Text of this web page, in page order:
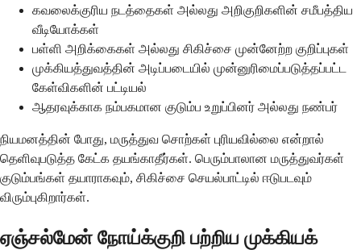
கவலைக்குரிய நடத்தைகள் அல்லது அறிகுறிகளின் சமீபத்திய
வீடியோக்கள்
பள்ளி அறிக்கைகள் அல்லது சிகிச்சை முன்னேற்ற குறிப்புகள்
முக்கியத்துவத்தின் அடிப்படையில் முன்னுரிமைப்படுத்தப்பட்ட
கேள்விகளின் பட்டியல்
ஆதரவுக்காக நம்பகமான குடும்ப உறுப்பினர் அல்லது நண்பர்
நியமனத்தின் போது, மருத்துவ சொற்கள் புரியவில்லை என்றால்
தெளிவுபடுத்த கேட்க தயங்காதீர்கள். பெரும்பாலான மருத்துவர்கள்
குடும்பங்கள் தயாராகவும், சிகிச்சை செயல்பாட்டில் ஈடுபடவும்
விரும்புகிறார்கள்.
ஏஞ்சல்மேன் நோய்க்குறி பற்றிய முக்கியக்